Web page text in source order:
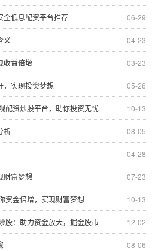
06-29
全低息配资平台推荐
04-23
义
03-23
收益倍增
05-26
，实现投资梦想
10-13
配资炒股平台，助你投资无忧
08-05
析
04-28
07-23
财富梦想
10-13
资金倍增，实现财富梦想
12-02
股：助力资金放大，掘金股市
08-06